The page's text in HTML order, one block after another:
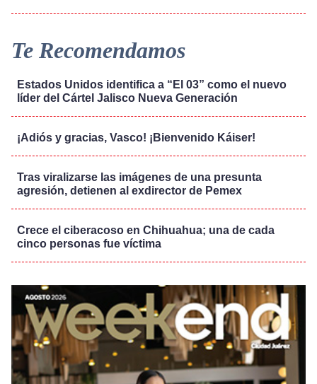
Te Recomendamos
Estados Unidos identifica a “El 03” como el nuevo
líder del Cártel Jalisco Nueva Generación
¡Adiós y gracias, Vasco! ¡Bienvenido Káiser!
Tras viralizarse las imágenes de una presunta
agresión, detienen al exdirector de Pemex
Crece el ciberacoso en Chihuahua; una de cada
cinco personas fue víctima